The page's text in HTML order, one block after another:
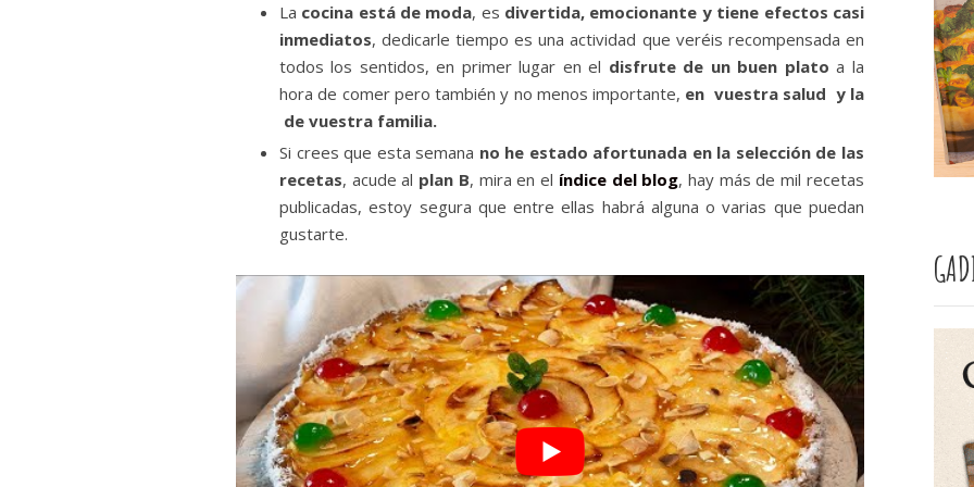
La cocina está de moda, es divertida, emocionante y tiene efectos casi
inmediatos, dedicarle tiempo es una actividad que veréis recompensada en
todos los sentidos, en primer lugar en el disfrute de un buen plato a la
hora de comer pero también y no menos importante, en vuestra salud y la
de vuestra familia.
Si crees que esta semana no he estado afortunada en la selección de las
recetas, acude al plan B, mira en el índice del blog, hay más de mil recetas
publicadas, estoy segura que entre ellas habrá alguna o varias que puedan
gustarte.